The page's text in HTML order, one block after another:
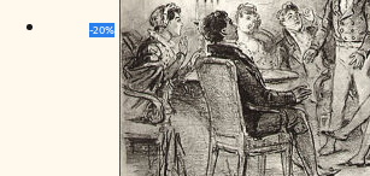
-20%